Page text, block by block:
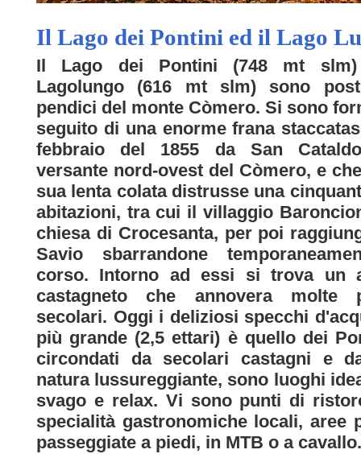
Il Lago dei Pontini ed il Lago
Il Lago dei Pontini (748 mt
Lagolungo (616 mt slm) sono
pendici del monte Còmero. Si sono
seguito di una enorme frana
febbraio del 1855 da San
versante nord-ovest del Còmero, e
sua lenta colata distrusse una
abitazioni, tra cui il villaggio
chiesa di Crocesanta, per poi
Savio sbarrandone
corso. Intorno ad essi si trova un
castagneto che annovera molte
secolari. Oggi i deliziosi specchi
più grande (2,5 ettari) è quello dei
circondati da secolari castagni e
natura lussureggiante, sono luoghi
svago e relax. Vi sono punti di
specialità gastronomiche locali, aree
passeggiate a piedi, in MTB o a cavallo.